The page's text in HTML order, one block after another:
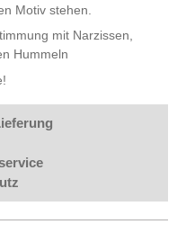
Motiv stehen.
mit Narzissen,
Hummeln